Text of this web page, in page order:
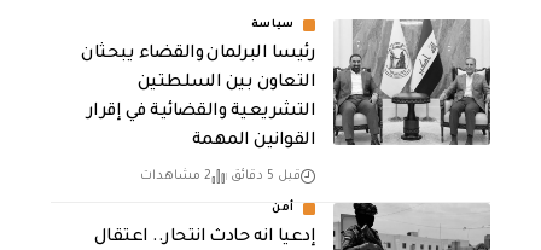
سياسة
رئيسا البرلمان والقضاء يبحثان
التعاون بين السلطتين
التشريعية والقضائية في إقرار
القوانين المهمة
قبل 5 دقائق 2 مشاهدات
أمن
إدعيا انه حادث انتحار.. اعتقال